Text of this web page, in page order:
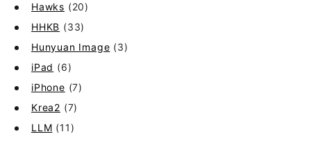
Hawks (20)
HHKB (33)
Hunyuan Image (3)
iPad (6)
iPhone (7)
Krea2 (7)
LLM (11)